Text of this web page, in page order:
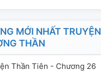
MỚI NHẤT
THẦN
Thần Tiên - Chương 26